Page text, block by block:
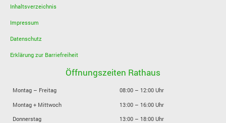
Inhaltsverzeichnis
Impressum
Datenschutz
Erklärung zur Barriefreiheit
Öffnungszeiten Rathaus
Montag – Freitag
08:00 – 12:00 Uhr
Montag + Mittwoch
13:00 – 16:00 Uhr
Donnerstag
13:00 – 18:00 Uhr